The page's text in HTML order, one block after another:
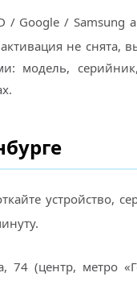
/ Google / Samsung
не снята,
модель,
устройство,
74 (центр, метро